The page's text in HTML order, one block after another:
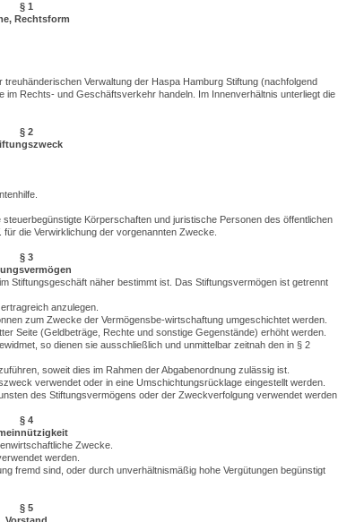
§ 1
Rechtsform
Verwaltung der Haspa Hamburg Stiftung (nachfolgend
im Rechts- und Geschäftsverkehr handeln. Im Innenverhältnis unterliegt die
§ 2
Körperschaften und juristische Personen des öffentlichen
die Verwirklichung der vorgenannten Zwecke.
§ 3
Stiftungsgeschäft näher bestimmt ist. Das Stiftungsvermögen ist getrennt
anzulegen.
zum Zwecke der Vermögensbe-wirtschaftung umgeschichtet werden.
Seite (Geldbeträge, Rechte und sonstige Gegenstände) erhöht werden.
so dienen sie ausschließlich und unmittelbar zeitnah den in § 2
soweit dies im Rahmen der Abgabenordnung zulässig ist.
verwendet oder in eine Umschichtungsrücklage eingestellt werden.
des Stiftungsvermögens oder der Zweckverfolgung verwendet werden.
§ 4
Zwecke.
werden.
fremd sind, oder durch unverhältnismäßig hohe Vergütungen begünstigt
§ 5